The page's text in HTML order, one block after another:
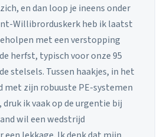
en dan loop je ineens onder
Willibrorduskerk heb ik laatst
met een verstopping
herfst, typisch voor onze 95
stelsels. Tussen haakjes, in het
met zijn robuuste PE-systemen
ik vaak op de urgentie bij
wil een wedstrijd